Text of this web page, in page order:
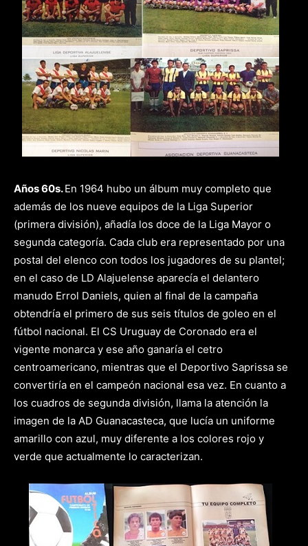
Años 60s.En 1964 hubo un álbum muy completo que
además de los nueve equipos de la Liga Superior
(primera división), añadía los doce de la Liga Mayor o
segunda categoría. Cada club era representado por una
postal del elenco con todos los jugadores de su plantel;
en el caso de LD Alajuelense aparecía el delantero
manudo Errol Daniels, quien al final de la campaña
obtendría el primero de sus seis títulos de goleo en el
fútbol nacional. El CS Uruguay de Coronado era el
vigente monarca y ese año ganaría el cetro
centroamericano, mientras que el Deportivo Saprissa se
convertiría en el campeón nacional esa vez. En cuanto a
los cuadros de segunda división, llama la atención la
imagen de la AD Guanacasteca, que lucía un uniforme
amarillo con azul, muy diferente a los colores rojo y
verde que actualmente lo caracterizan.